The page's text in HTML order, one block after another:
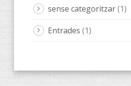
sense categoritzar(1)
Entrades (1)